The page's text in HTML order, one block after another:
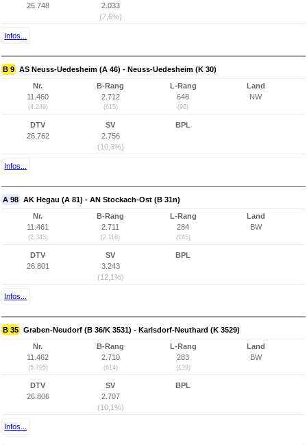
26.748
2.033
(7,6%)
Infos...
B 9 AS Neuss-Uedesheim (A 46) - Neuss-Uedesheim (K 30)
Nr.
11.460
(4.249)
B-Rang
2.712
(615)
L-Rang
648
(96)
Land
NW
DTV
26.762
SV
2.756
(10,3%)
BPL
Infos...
A 98 AK Hegau (A 81) - AN Stockach-Ost (B 31n)
Nr.
11.461
(2.345)
B-Rang
2.711
(2.118)
L-Rang
284
(145)
Land
BW
DTV
26.801
SV
3.243
(12,1%)
BPL
Infos...
B 35 Graben-Neudorf (B 36/K 3531) - Karlsdorf-Neuthard (K 3529)
Nr.
11.462
(5.795)
B-Rang
2.710
(614)
L-Rang
283
(139)
Land
BW
DTV
26.806
SV
2.707
(10,1%)
BPL
Infos...